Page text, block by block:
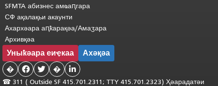
SFMTA абизнес амҩаԥгара
СФ ақалақьи акаунти
Ахархәара аԥҟарақәа/Амаӡара
Архивқәа
Уныҟәара еиҿкаа Ахәқәа
�   � 
☎ 311 ( Outside SF 415.701.2311; TTY 415.701.2323) Ҳәарадатәи